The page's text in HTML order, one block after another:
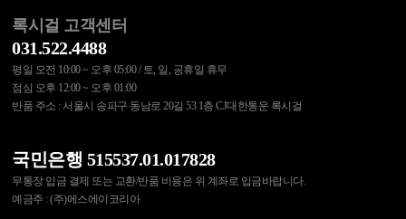
록시걸 고객센터
031.522.4488
평일 오전 10:00 ~ 오후 05:00 / 토, 일, 공휴일 휴무
점심 오후 12:00 ~ 오후 01:00
반품 주소 : 서울시 송파구 동남로 20길 53 1층 CJ대한통운 록시걸
국민은행 515537.01.017828
무통장 입금 결제 또는 교환/반품 비용은 위 계좌로 입금바랍니다.
예금주 : (주)에스에이코리아